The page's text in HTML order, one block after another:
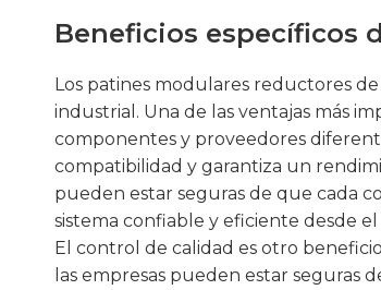
Beneficios específicos
Los patines modulares reductores
industrial. Una de las ventajas más
componentes y proveedores
compatibilidad y garantiza un
pueden estar seguras de que cada
sistema confiable y eficiente desde
El control de calidad es otro
las empresas pueden estar seguras